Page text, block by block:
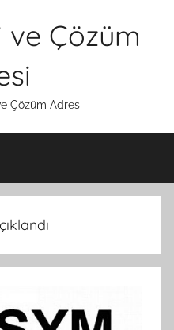
Çözüm
Çözüm Adresi